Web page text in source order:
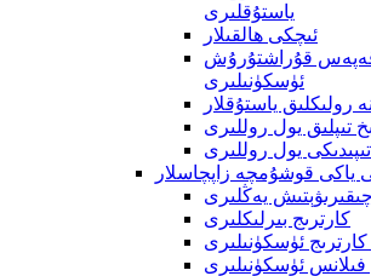
ياستۇقلىرى
ئىچكى ھالقىلار
قەپەس قۇراشتۇرۇش
ئۈسكۈنىلىرى
رولىكلىق ياستۇقلار
تىپلىق يول روللىرى
يول روللىرى
ياكى قوشۇمچە زاپچاسلار
يەڭلىرى
كارترىج بىرلىكلىرى
كارترىج ئۈسكۈنىلىرى
فىلانس ئۈسكۈنىلىرى